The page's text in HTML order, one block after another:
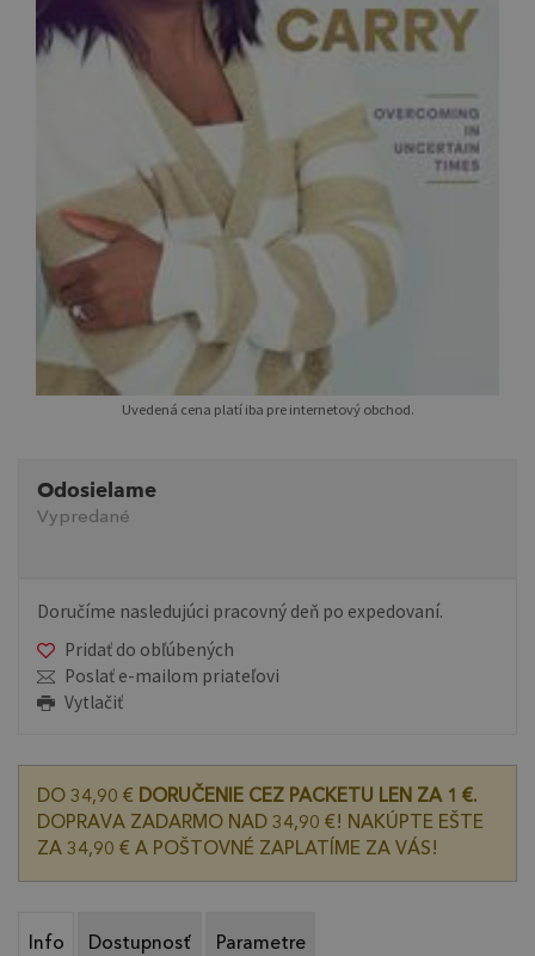
Uvedená cena platí iba pre internetový obchod.
Odosielame
Vypredané
Doručíme nasledujúci pracovný deň po expedovaní.
Pridať do obľúbených
Poslať e-mailom priateľovi
Vytlačiť
DO 34,90 € DORUČENIE CEZ PACKETU LEN ZA 1 €.
DOPRAVA ZADARMO NAD 34,90 €! NAKÚPTE EŠTE
ZA 34,90 € A POŠTOVNÉ ZAPLATÍME ZA VÁS!
Info Dostupnosť Parametre